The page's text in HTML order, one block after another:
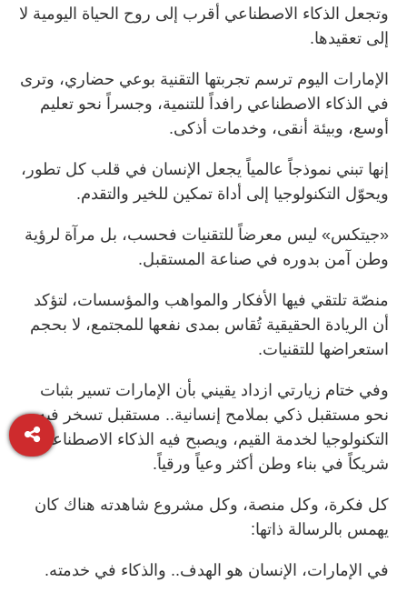
وتجعل الذكاء الاصطناعي أقرب إلى روح الحياة اليومية لا
إلى تعقيدها.
الإمارات اليوم ترسم تجربتها التقنية بوعي حضاري، وترى
في الذكاء الاصطناعي رافداً للتنمية، وجسراً نحو تعليم
أوسع، وبيئة أنقى، وخدمات أذكى.
إنها تبني نموذجاً عالمياً يجعل الإنسان في قلب كل تطور،
ويحوّل التكنولوجيا إلى أداة تمكين للخير والتقدم.
«جيتكس» ليس معرضاً للتقنيات فحسب، بل مرآة لرؤية
وطن آمن بدوره في صناعة المستقبل.
منصّة تلتقي فيها الأفكار والمواهب والمؤسسات، لتؤكد
أن الريادة الحقيقية تُقاس بمدى نفعها للمجتمع، لا بحجم
استعراضها للتقنيات.
وفي ختام زيارتي ازداد يقيني بأن الإمارات تسير بثبات
نحو مستقبل ذكي بملامح إنسانية.. مستقبل تسخر فيه
التكنولوجيا لخدمة القيم، ويصبح فيه الذكاء الاصطناعي
شريكاً في بناء وطن أكثر وعياً ورقياً.
كل فكرة، وكل منصة، وكل مشروع شاهدته هناك كان
يهمس بالرسالة ذاتها:
في الإمارات، الإنسان هو الهدف.. والذكاء في خدمته.